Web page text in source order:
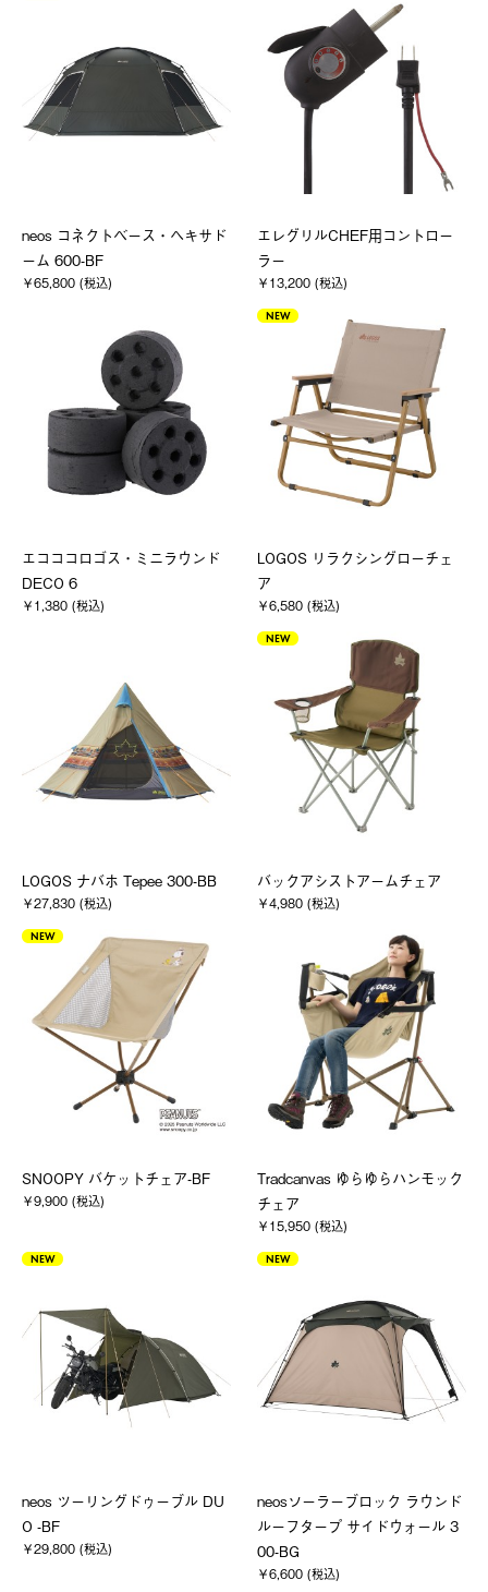
neos コネクトベース・ヘキサド
ーム 600-BF
￥65,800 (税込)
エレグリルCHEF用コントロー
ラー
￥13,200 (税込)
エコココロゴス・ミニラウンド
DECO 6
￥1,380 (税込)
NEW
LOGOS リラクシングローチェ
ア
￥6,580 (税込)
LOGOS ナバホ Tepee 300-BB
￥27,830 (税込)
NEW
バックアシストアームチェア
￥4,980 (税込)
NEW
SNOOPY バケットチェア-BF
￥9,900 (税込)
Tradcanvas ゆらゆらハンモック
チェア
￥15,950 (税込)
NEW
neos ツーリングドゥーブル DU
O -BF
￥29,800 (税込)
NEW
neosソーラーブロック ラウンド
ルーフタープ サイドウォール 3
00-BG
￥6,600 (税込)